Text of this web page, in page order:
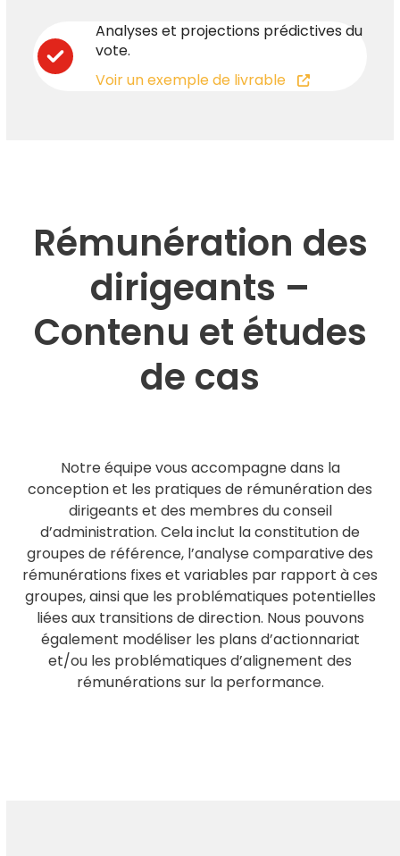
Analyses et projections prédictives du
vote.
Voir un exemple de livrable
Rémunération des
dirigeants –
Contenu et études
de cas
Notre équipe vous accompagne dans la
conception et les pratiques de rémunération des
dirigeants et des membres du conseil
d’administration. Cela inclut la constitution de
groupes de référence, l’analyse comparative des
rémunérations fixes et variables par rapport à ces
groupes, ainsi que les problématiques potentielles
liées aux transitions de direction. Nous pouvons
également modéliser les plans d’actionnariat
et/ou les problématiques d’alignement des
rémunérations sur la performance.